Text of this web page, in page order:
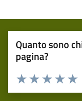
Quanto sono
pagina?
Valuta
Valuta 3
Valuta 2 stelle
Valuta 1 stelle su 5